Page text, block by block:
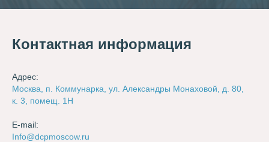
Контактная информация
Адрес:
Москва, п. Коммунарка, ул. Александры Монаховой, д. 80,
к. 3, помещ. 1Н
E-mail:
Info@dcpmoscow.ru